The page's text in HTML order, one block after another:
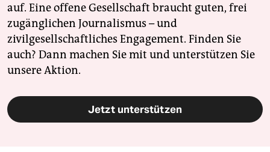
auf. Eine offene Gesellschaft braucht guten, frei
zugänglichen Journalismus – und
zivilgesellschaftliches Engagement. Finden Sie
auch? Dann machen Sie mit und unterstützen Sie
unsere Aktion.
Jetzt unterstützen